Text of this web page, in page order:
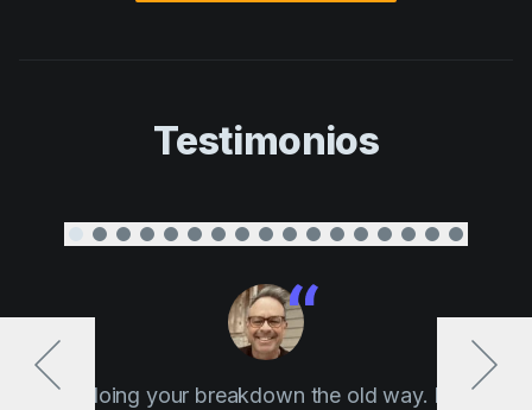
Testimonios
“ Stop doing your breakdown the old way. If Elon